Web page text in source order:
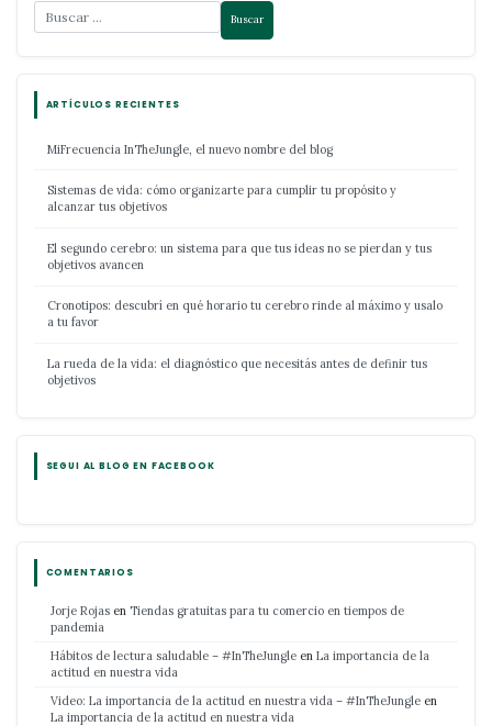
ARTÍCULOS RECIENTES
MiFrecuencia InTheJungle, el nuevo nombre del blog
Sistemas de vida: cómo organizarte para cumplir tu propósito y
alcanzar tus objetivos
El segundo cerebro: un sistema para que tus ideas no se pierdan y tus
objetivos avancen
Cronotipos: descubrí en qué horario tu cerebro rinde al máximo y usalo
a tu favor
La rueda de la vida: el diagnóstico que necesitás antes de definir tus
objetivos
SEGUI AL BLOG EN FACEBOOK
COMENTARIOS
Jorje Rojas en Tiendas gratuitas para tu comercio en tiempos de
pandemia
Hábitos de lectura saludable – #InTheJungle en La importancia de la
actitud en nuestra vida
Video: La importancia de la actitud en nuestra vida – #InTheJungle en
La importancia de la actitud en nuestra vida